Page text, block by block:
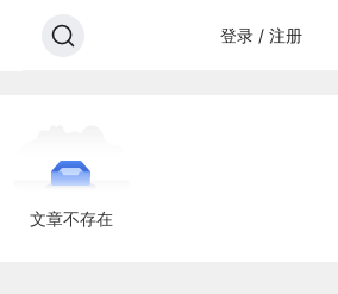
登录 / 注册
文章不存在